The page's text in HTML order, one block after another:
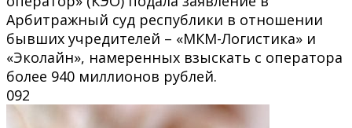
Арбитражный суд республики в отношении
бывших учредителей – «МКМ-Логистика» и
«Эколайн», намеренных взыскать с оператора
более 940 миллионов рублей.
092